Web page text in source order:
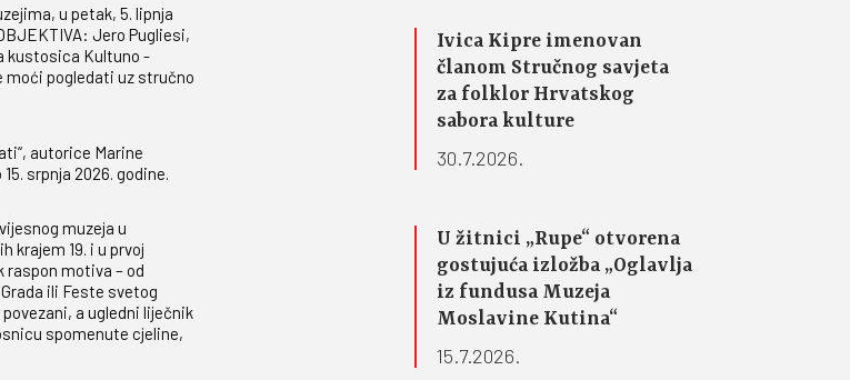
u petak, 5. lipnja
Jero Pugliesi,
kustosica Kultuno -
moći pogledati uz stručno
autorice Marine
srpnja 2026. godine.
muzeja u
krajem 19. i u prvoj
raspon motiva – od
ili Feste svetog
a ugledni liječnik
spomenute cjeline,
Ivica Kipre imenovan
članom Stručnog savjeta
za folklor Hrvatskog
sabora kulture
30.7.2026.
U žitnici „Rupe“ otvorena
gostujuća izložba „Oglavlja
iz fundusa Muzeja
Moslavine Kutina“
15.7.2026.